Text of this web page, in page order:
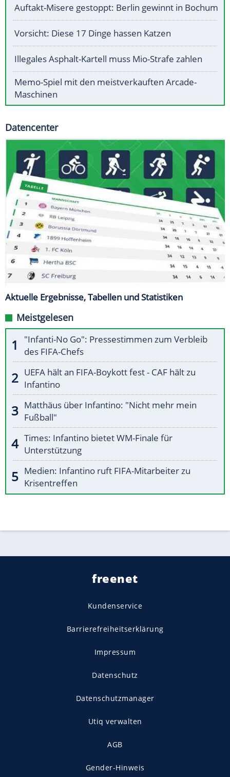
Auftakt-Misere gestoppt: Berlin gewinnt in Bochum
Vorsicht: Diese 17 Dinge hassen Katzen
Illegales Asphalt-Kartell muss Mio-Strafe zahlen
Memo-Spiel mit den meistverkauften Arcade-
Maschinen
Datencenter
Aktuelle Ergebnisse, Tabellen und Statistiken
Meistgelesen
"Infanti-No Go": Pressestimmen zum Verbleib
des FIFA-Chefs
UEFA hält an FIFA-Boykott fest - CAF hält zu
Infantino
Matthäus über Infantino: "Nicht mehr mein
Fußball"
Times: Infantino bietet WM-Finale für
Unterstützung
Medien: Infantino ruft FIFA-Mitarbeiter zu
Krisentreffen
freenet
Kundenservice
Barrierefreiheitserklärung
Impressum
Datenschutz
Datenschutzmanager
Utiq verwalten
AGB
Gender-Hinweis